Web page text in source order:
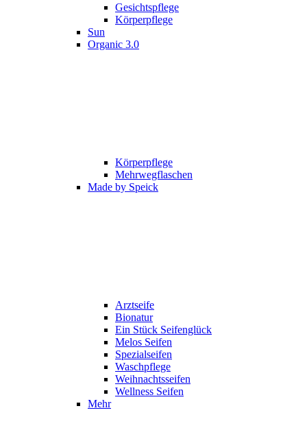
Gesichtspflege
Körperpflege
Sun
Organic 3.0
Körperpflege
Mehrwegflaschen
Made by Speick
Arztseife
Bionatur
Ein Stück Seifenglück
Melos Seifen
Spezialseifen
Waschpflege
Weihnachtsseifen
Wellness Seifen
Mehr